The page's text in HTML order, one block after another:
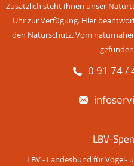
Zusätzlich steht Ihnen unser
Uhr zur Verfügung. Hier
den Naturschutz. Vom
0 91 74 /
LBV-
LBV - Landesbund für Vogel-